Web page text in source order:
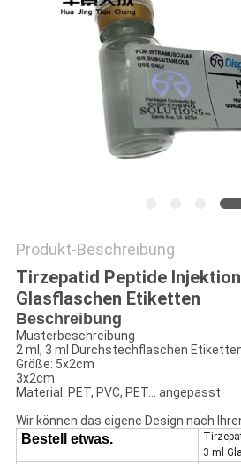
Produkt-Beschreibung
Tirzepatid Peptide
Glasflaschen Etiketten
Beschreibung
Musterbeschreibung
2 ml, 3 ml Durchstechflaschen
Größe: 5x2cm
3x2cm
Material: PET, PVC, PET... angepasst
Wir können das eigene Design nach
Bestell etwas.
3 ml